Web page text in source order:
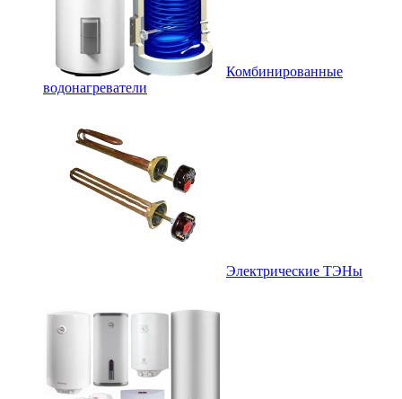
Комбинированные
водонагреватели
Электрические ТЭНы